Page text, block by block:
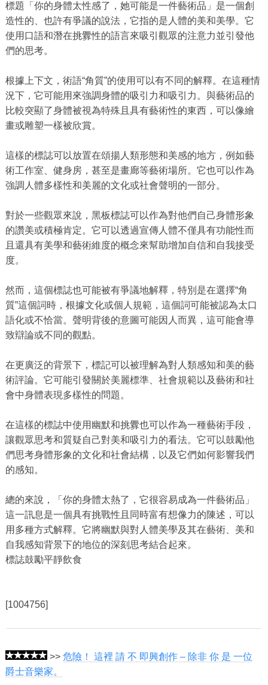
標題「你的身體太性感了，她可能是一件藝術品」是一個創
造性的、也許有爭議的說法，它指的是人體的美和美學。它
使用口語和潛在挑釁性的語言來吸引觀眾的注意力並引發他
們的思考。
根據上下文，術語“角質”的使用可以有不同的解釋。在這種情
況下，它可能用來強調身體的吸引力和吸引力。與藝術品的
比較突顯了身體被視為特殊且具有藝術性的東西，可以像繪
畫或雕塑一樣被欣賞。
這樣的標誌可以放置在頌揚人類形態和美感的地方，例如藝
術工作室、健身房，甚至是畫廊等藝術場所。它也可以作為
強調人體多樣性和美麗的文化或社會聲明的一部分。
對於一些觀眾來說，黑板標誌可以作為對他們自己身體形象
的讚美或積極肯定。它可以透過宣傳人體不僅具有功能性而
且還具有美學和藝術維度的概念來幫助增加自信和自我接受
度。
然而，這個標誌也可能被有爭議地解釋，特別是在選擇“角
質”這個詞時，根據文化或個人規範，這個詞可能被認為太口
語化或不恰當。聲明背後的意圖可能因人而異，這可能會導
致辯論或不同的觀點。
在更廣泛的背景下，標記可以被理解為對人類感知和美的藝
術評論。它可能引發關於美麗標準、社會規範以及藝術和社
會中身體表現多樣性的問題。
在這樣的標誌中使用幽默和挑釁也可以作為一種藝術手段，
讓觀眾思考和質疑自己對美和吸引力的看法。它可以鼓勵他
們思考身體形象的文化和社會結構，以及它們如何影響我們
的感知。
總的來說，「你的身體太熱了，它很容易成為一件藝術品」
這一訊息是一個具有挑戰性且同時富有想像力的陳述，可以
用多種方式解釋。它將幽默與對人體美學及其在藝術、美和
自我感知背景下的地位的深刻思考結合起來。
標誌鼓勵平靜飲食
[1004756]
>> 危險！ 這裡 請 不 即興創作 – 除非 你 是 一位
爵士音樂家。